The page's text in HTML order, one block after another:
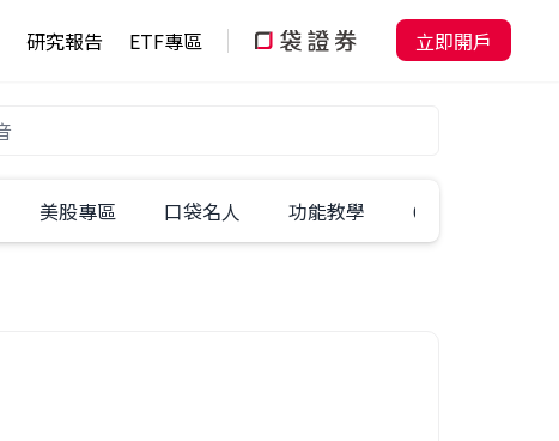
研究報告 ETF專區 立即開戶
美股專區 口袋名人 功能教學 60秒學一招